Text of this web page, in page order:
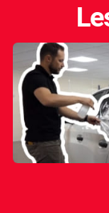
Lamborghini
Lancia
Land Rover
Lexus